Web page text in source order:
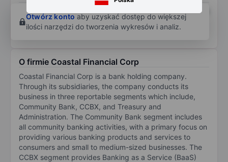
Zwrot z kapitału
własnego
XXXXXXX XXXXXXX
Otwórz konto aby uzyskać dostęp do większej
ilości narzędzi do tworzenia wykresów i analiz.
O firmie Coastal Financial Corp
Coastal Financial Corp is a bank holding company.
Through its subsidiaries, the company conducts its
business in three reportable segments which include,
Community Bank, CCBX, and Treasury and
Administration. The Community Bank segment includes
all community banking activities, with a primary focus on
providing various banking products and services to
consumers and small to medium-sized businesses. The
CCBX segment provides Banking as a Service (BaaS)